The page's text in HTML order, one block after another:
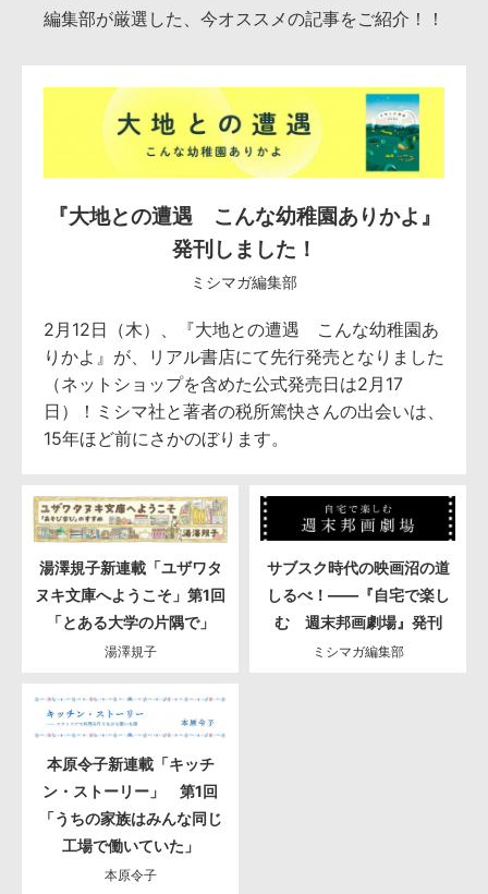
編集部が厳選した、今オススメの記事をご紹介！！
『大地との遭遇 こんな幼稚園ありかよ』
発刊しました！
ミシマガ編集部
2月12日（木）、『大地との遭遇 こんな幼稚園あ
りかよ』が、リアル書店にて先行発売となりました
（ネットショップを含めた公式発売日は2月17
日）！ミシマ社と著者の税所篤快さんの出会いは、
15年ほど前にさかのぼります。
湯澤規子新連載「ユザワタ
ヌキ文庫へようこそ」第1回
「とある大学の片隅で」
湯澤規子
サブスク時代の映画沼の道
しるべ！――『自宅で楽し
む 週末邦画劇場』発刊
ミシマガ編集部
本原令子新連載「キッチ
ン・ストーリー」 第1回
「うちの家族はみんな同じ
工場で働いていた」
本原令子